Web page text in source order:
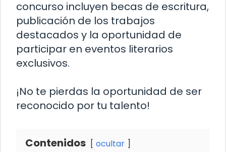
concurso incluyen becas de escritura,
publicación de los trabajos
destacados y la oportunidad de
participar en eventos literarios
exclusivos.
¡No te pierdas la oportunidad de ser
reconocido por tu talento!
Contenidos ocultar